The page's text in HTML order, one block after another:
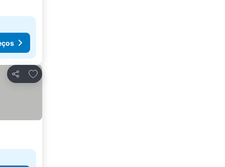
Partilhar
Adicionar aos favoritos